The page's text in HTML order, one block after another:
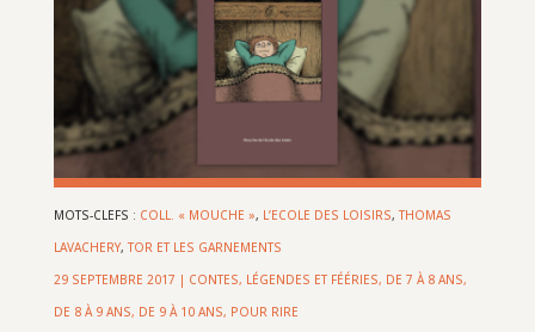
MOTS-CLEFS : COLL. « MOUCHE », L’ECOLE DES LOISIRS,THOMAS
LAVACHERY,TOR ET LES GARNEMENTS
29 SEPTEMBRE 2017 | CONTES, LÉGENDES ET FÉÉRIES, DE 7 À 8 ANS,
DE 8 À 9 ANS, DE 9 À 10 ANS, POUR RIRE